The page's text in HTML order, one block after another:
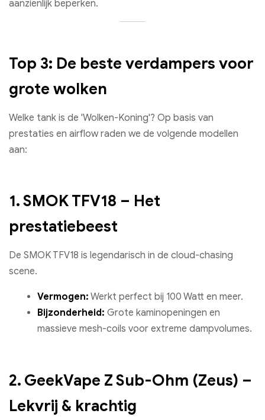
aanzienlijk beperken.
Top 3: De beste verdampers voor
grote wolken
Welke tank is de 'Wolken-Koning'? Op basis van
prestaties en airflow raden we de volgende modellen
aan:
1. SMOK TFV18 – Het
prestatiebeest
De SMOK TFV18 is legendarisch in de cloud-chasing
scene.
Vermogen: Werkt perfect bij 100 Watt en meer.
Bijzonderheid: Grote kaminopeningen en
massieve mesh-coils voor extreme dampvolumes.
2. GeekVape Z Sub-Ohm (Zeus) –
Lekvrij & krachtig